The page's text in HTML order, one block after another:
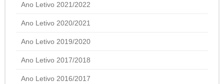
Ano Letivo 2021/2022
Ano Letivo 2020/2021
Ano Letivo 2019/2020
Ano Letivo 2017/2018
Ano Letivo 2016/2017